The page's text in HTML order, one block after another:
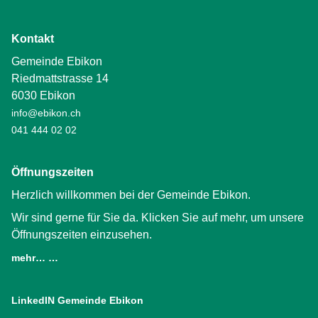
Kontakt
Gemeinde Ebikon
Riedmattstrasse 14
6030 Ebikon
info@ebikon.ch
041 444 02 02
Öffnungszeiten
Herzlich willkommen bei der Gemeinde Ebikon.
Wir sind gerne für Sie da. Klicken Sie auf mehr, um unsere
Öffnungszeiten einzusehen.
mehr… …
LinkedIN Gemeinde Ebikon